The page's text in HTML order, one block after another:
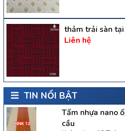
thảm trải sàn
Liên hệ
TIN NỔI BẬT
Tấm nhựa nano
cầu